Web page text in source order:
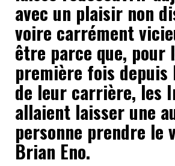
avec un plaisir non
voire carrément
être parce que, pour
première fois depuis
de leur carrière, les
allaient laisser une
personne prendre le
Brian Eno.